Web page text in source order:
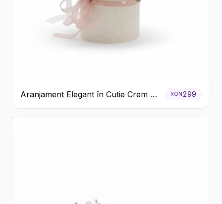
Aranjament Elegant în Cutie Crem cu
Crizanteme și Trandafiri
RON 299